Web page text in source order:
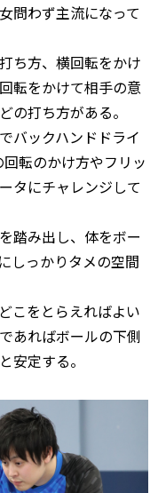
問わず主流になって
ち方、横回転をかけ
転をかけて相手の意
の打ち方がある。
バックハンドドライ
転のかけ方やフリッ
タにチャレンジして
踏み出し、体をボー
しっかりタメの空間
こをとらえればよい
あればボールの下側
安定する。